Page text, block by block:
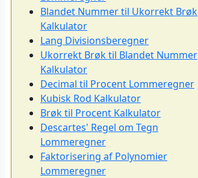
Blandet Nummer til Ukorrekt Brøk
Kalkulator
Lang Divisionsberegner
Ukorrekt Brøk til Blandet Nummer
Kalkulator
Decimal til Procent Lommeregner
Kubisk Rod Kalkulator
Brøk til Procent Kalkulator
Descartes' Regel om Tegn
Lommeregner
Faktorisering af Polynomier
Lommeregner